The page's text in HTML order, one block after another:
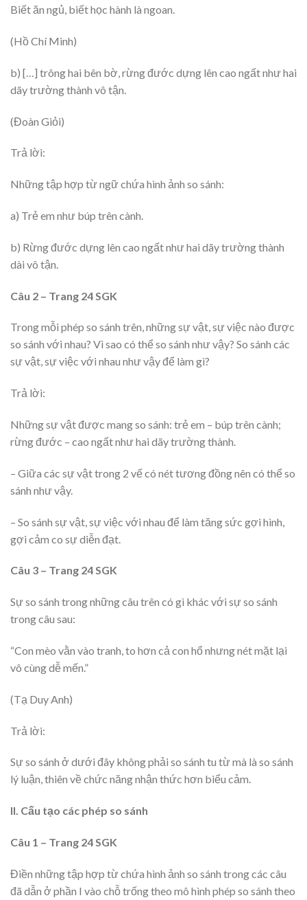
Biết ăn ngủ, biết học hành là ngoan.
(Hồ Chí Minh)
b) […] trông hai bên bờ, rừng đước dựng lên cao ngất như hai
dãy trường thành vô tận.
(Đoàn Giỏi)
Trả lời:
Những tập hợp từ ngữ chứa hình ảnh so sánh:
a) Trẻ em như búp trên cành.
b) Rừng đước dựng lên cao ngất như hai dãy trường thành
dài vô tận.
Câu 2 – Trang 24 SGK
Trong mỗi phép so sánh trên, những sự vật, sự việc nào được
so sánh với nhau? Vì sao có thể so sánh như vậy? So sánh các
sự vật, sự việc với nhau như vậy để làm gì?
Trả lời:
Những sự vật được mang so sánh: trẻ em – búp trên cành;
rừng đước – cao ngất như hai dãy trường thành.
– Giữa các sự vật trong 2 vế có nét tương đồng nên có thể so
sánh như vậy.
– So sánh sự vật, sự việc với nhau để làm tăng sức gợi hình,
gợi cảm co sự diễn đạt.
Câu 3 – Trang 24 SGK
Sự so sánh trong những câu trên có gì khác với sự so sánh
trong câu sau:
“Con mèo vằn vào tranh, to hơn cả con hổ nhưng nét mặt lại
vô cùng dễ mến.”
(Tạ Duy Anh)
Trả lời:
Sự so sánh ở dưới đây không phải so sánh tu từ mà là so sánh
lý luận, thiên về chức năng nhận thức hơn biểu cảm.
II. Cấu tạo các phép so sánh
Câu 1 – Trang 24 SGK
Điền những tập hợp từ chứa hình ảnh so sánh trong các câu
đã dẫn ở phần I vào chỗ trống theo mô hình phép so sánh theo